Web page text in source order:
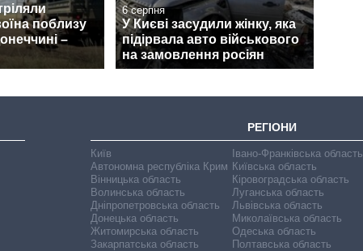
поблизу
–
6 серпня
У Києві засудили жінку, яка
підірвала авто військового
на замовлення росіян
РЕГІОНИ
Київ
Автономна республіка Крим
Вінницька область
Волинська область
Дніпропетровська область
Донецька область
Житомирська область
Закарпатська область
Івано-Франківська область
Київська область
Кіровоградська область
Луганська область
Львівська область
Миколаївська область
Одеська область
Полтавська область